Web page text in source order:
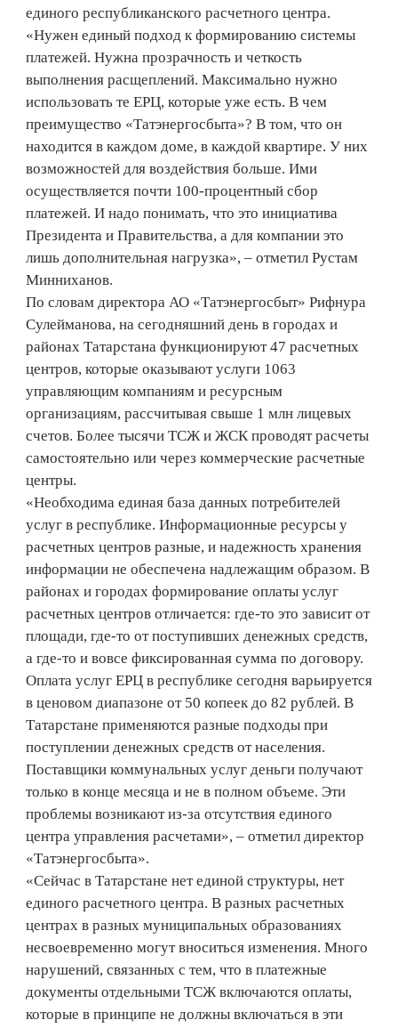
единого республиканского расчетного центра.
«Нужен единый подход к формированию системы
платежей. Нужна прозрачность и четкость
выполнения расщеплений. Максимально нужно
использовать те ЕРЦ, которые уже есть. В чем
преимущество «Татэнергосбыта»? В том, что он
находится в каждом доме, в каждой квартире. У них
возможностей для воздействия больше. Ими
осуществляется почти 100-процентный сбор
платежей. И надо понимать, что это инициатива
Президента и Правительства, а для компании это
лишь дополнительная нагрузка», – отметил Рустам
Минниханов.
По словам директора АО «Татэнергосбыт» Рифнура
Сулейманова, на сегодняшний день в городах и
районах Татарстана функционируют 47 расчетных
центров, которые оказывают услуги 1063
управляющим компаниям и ресурсным
организациям, рассчитывая свыше 1 млн лицевых
счетов. Более тысячи ТСЖ и ЖСК проводят расчеты
самостоятельно или через коммерческие расчетные
центры.
«Необходима единая база данных потребителей
услуг в республике. Информационные ресурсы у
расчетных центров разные, и надежность хранения
информации не обеспечена надлежащим образом. В
районах и городах формирование оплаты услуг
расчетных центров отличается: где-то это зависит от
площади, где-то от поступивших денежных средств,
а где-то и вовсе фиксированная сумма по договору.
Оплата услуг ЕРЦ в республике сегодня варьируется
в ценовом диапазоне от 50 копеек до 82 рублей. В
Татарстане применяются разные подходы при
поступлении денежных средств от населения.
Поставщики коммунальных услуг деньги получают
только в конце месяца и не в полном объеме. Эти
проблемы возникают из-за отсутствия единого
центра управления расчетами», – отметил директор
«Татэнергосбыта».
«Сейчас в Татарстане нет единой структуры, нет
единого расчетного центра. В разных расчетных
центрах в разных муниципальных образованиях
несвоевременно могут вноситься изменения. Много
нарушений, связанных с тем, что в платежные
документы отдельными ТСЖ включаются оплаты,
которые в принципе не должны включаться в эти